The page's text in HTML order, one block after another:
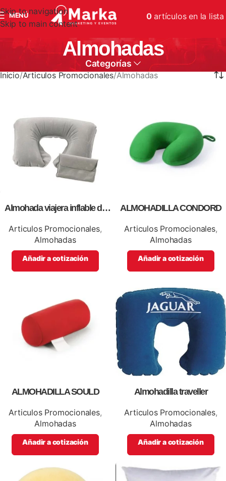
Skip to navigation
Skip to main content
MENÚ 0artículosen la lista
Almohadas
Categorías
Inicio Articulos Promocionales Almohadas
Almohada viajera inflable de
Articulos Promocionales,
Almohadas
Añadir a cotización
ALMOHADILLA CONDORD
Articulos Promocionales,
Almohadas
Añadir a cotización
ALMOHADILLA SOULD
Articulos Promocionales,
Almohadas
Añadir a cotización
Almohadilla traveller
Articulos Promocionales,
Almohadas
Añadir a cotización